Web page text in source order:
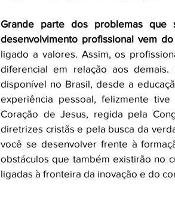
Grande parte dos problemas que
desenvolvimento profissional vem
ligado a valores. Assim, os
diferencial em relação aos
disponível no Brasil, desde a
experiência pessoal, felizmente
Coração de Jesus, regida pela
diretrizes cristãs e pela busca da
você se desenvolver frente à
obstáculos que também existirão no
ligadas à fronteira da inovação e do